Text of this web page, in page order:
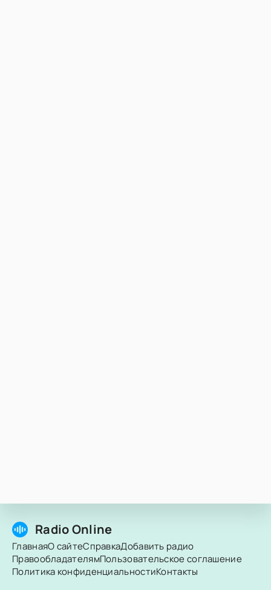
Radio Online
ГлавнаяО сайтеСправкаДобавить радио
ПравообладателямПользовательское соглашение
Политика конфиденциальностиКонтакты